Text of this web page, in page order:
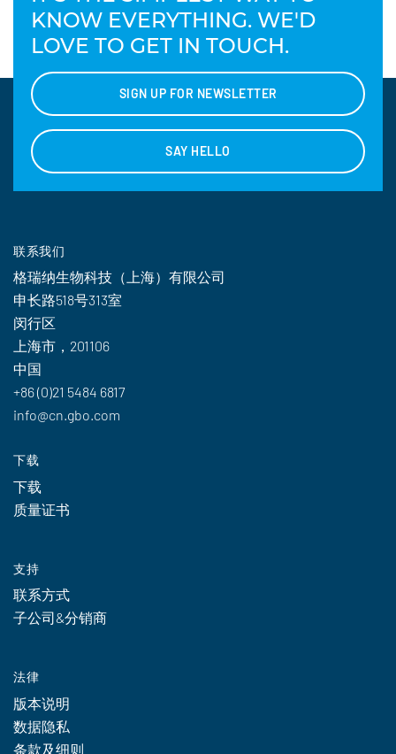
KNOW EVERYTHING. WE'D
LOVE TO GET IN TOUCH.
SIGN UP FOR NEWSLETTER
SAY HELLO
联系我们
格瑞纳生物科技（上海）有限公司
申长路518号313室
闵行区
上海市，201106
中国
+86 (0)21 5484 6817
info@cn.gbo.com
下载
下载
质量证书
支持
联系方式
子公司&分销商
法律
版本说明
数据隐私
条款及细则